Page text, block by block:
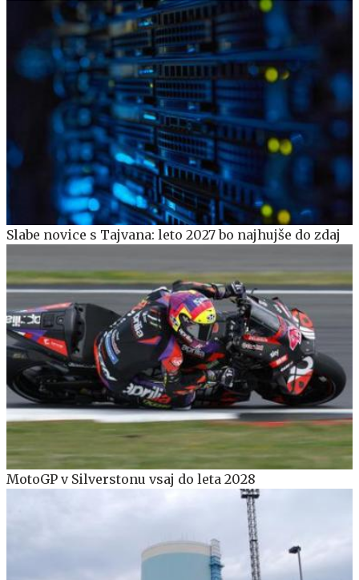
Slabe novice s Tajvana: leto 2027 bo najhujše do zdaj
MotoGP v Silverstonu vsaj do leta 2028